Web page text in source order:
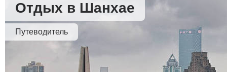
Отдых в Шанхае
Путеводитель